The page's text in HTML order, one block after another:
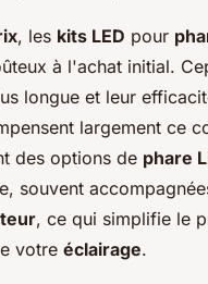
, les kits LED pour
à l'achat initial.
longue et leur
largement ce
des options de phare
souvent
, ce qui simplifie le
votre éclairage.